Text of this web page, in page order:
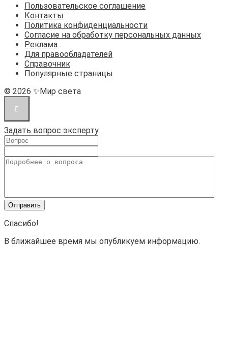
Пользовательское соглашение
Контакты
Политика конфиденциальности
Согласие на обработку персональных данных
Реклама
Для правообладателей
Справочник
Популярные страницы
© 2026 ✨Мир света
Задать вопрос эксперту
Спасибо!
В ближайшее время мы опубликуем информацию.